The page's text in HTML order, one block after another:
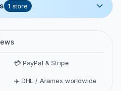
1 store
💳 PayPal & Stripe
✈️ DHL / Aramex worldwide